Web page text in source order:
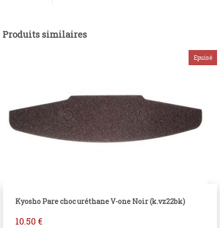
Produits similaires
Kyosho Pare choc uréthane V-one Noir (k.vz22bk)
10.50 €